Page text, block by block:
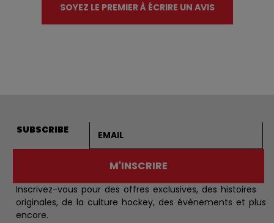
SOYEZ LE PREMIER À ÉCRIRE UN AVIS
SUBSCRIBE
M'INSCRIRE
Inscrivez-vous pour des offres exclusives, des histoires
originales, de la culture hockey, des évènements et plus
encore.